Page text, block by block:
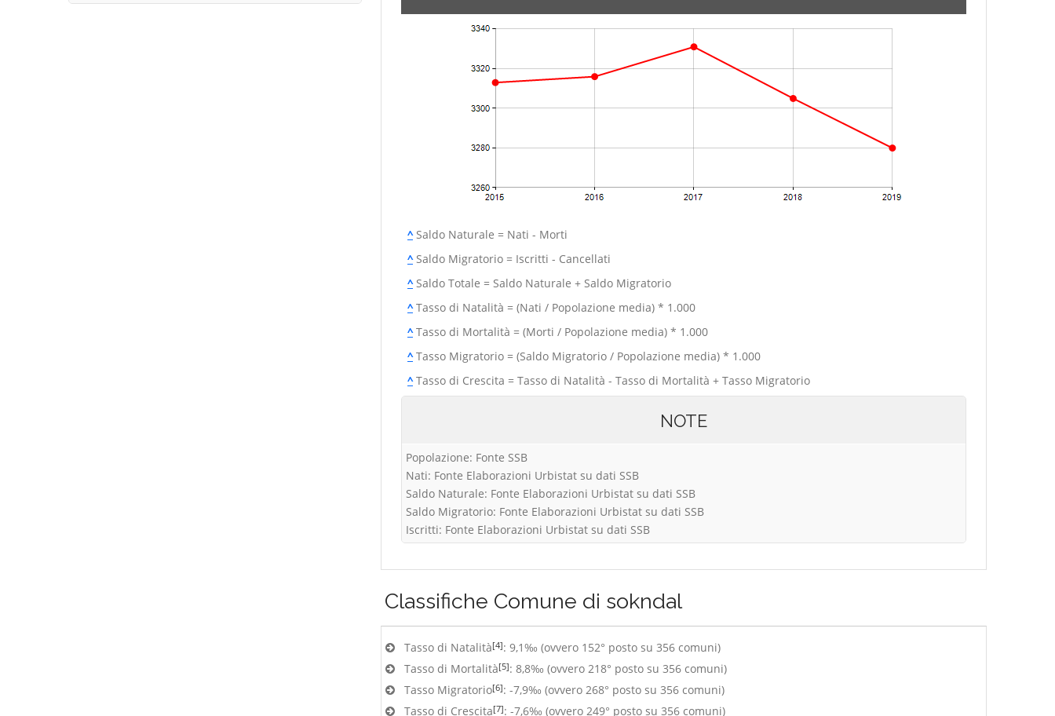
^Saldo Naturale = Nati - Morti
^Saldo Migratorio = Iscritti - Cancellati
^Saldo Totale = Saldo Naturale + Saldo Migratorio
^Tasso di Natalità = (Nati / Popolazione media) * 1.000
^Tasso di Mortalità = (Morti / Popolazione media) * 1.000
^Tasso Migratorio = (Saldo Migratorio / Popolazione media) * 1.000
^Tasso di Crescita = Tasso di Natalità - Tasso di Mortalità + Tasso Migratorio
NOTE
Popolazione: Fonte SSB
Nati: Fonte Elaborazioni Urbistat su dati SSB
Saldo Naturale: Fonte Elaborazioni Urbistat su dati SSB
Saldo Migratorio: Fonte Elaborazioni Urbistat su dati SSB
Iscritti: Fonte Elaborazioni Urbistat su dati SSB
Classifiche Comune di sokndal
Tasso di Natalità[4]: 9,1‰ (ovvero 152° posto su 356 comuni)
Tasso di Mortalità[5]: 8,8‰ (ovvero 218° posto su 356 comuni)
Tasso Migratorio[6]: -7,9‰ (ovvero 268° posto su 356 comuni)
Tasso di Crescita[7]: -7,6‰ (ovvero 249° posto su 356 comuni)